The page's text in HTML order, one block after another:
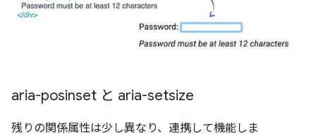
aria-posinset と aria-setsize
残りの関係属性は少し異なり、連携して機能しま